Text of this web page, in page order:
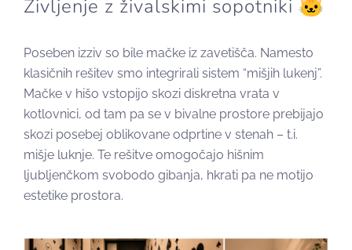
Življenje z živalskimi sopotniki
Poseben izziv so bile mačke iz zavetišča. Namesto
klasičnih rešitev smo integrirali sistem “mišjih lukenj”.
Mačke v hišo vstopijo skozi diskretna vrata v
kotlovnici, od tam pa se v bivalne prostore prebijajo
skozi posebej oblikovane odprtine v stenah – t.i.
mišje luknje. Te rešitve omogočajo hišnim
ljubljenčkom svobodo gibanja, hkrati pa ne motijo
estetike prostora.